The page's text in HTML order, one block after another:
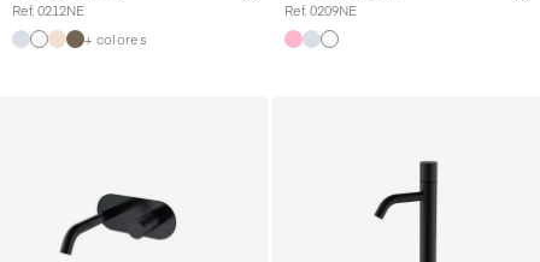
Ref. 0212NE
+ colores
Ref. 0209NE